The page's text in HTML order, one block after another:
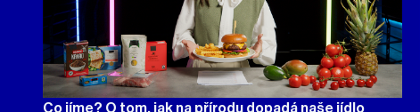
Co jíme? O tom, jak na přírodu dopadá naše jídlo